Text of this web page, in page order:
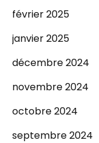
février 2025
janvier 2025
décembre 2024
novembre 2024
octobre 2024
septembre 2024